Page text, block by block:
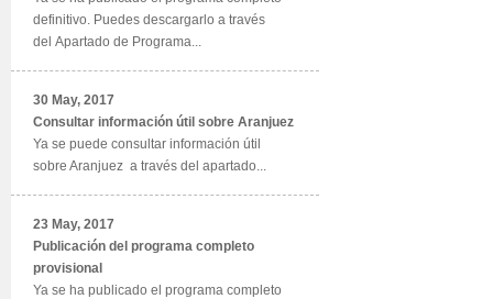
definitivo. Puedes descargarlo a través
del Apartado de Programa...
30 May, 2017
Consultar información útil sobre Aranjuez
Ya se puede consultar información útil
sobre Aranjuez a través del apartado...
23 May, 2017
Publicación del programa completo
provisional
Ya se ha publicado el programa completo